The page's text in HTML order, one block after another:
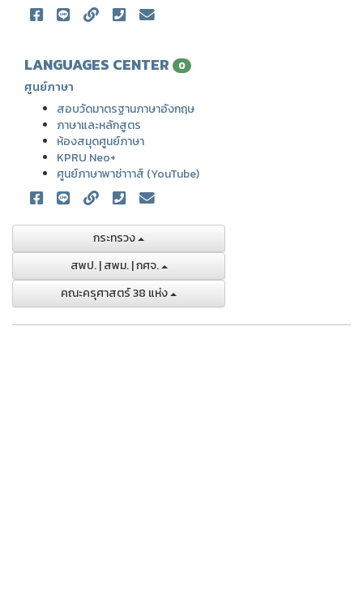
LANGUAGES CENTER 0
ศูนย์ภาษา
สอบวัดมาตรฐานภาษาอังกฤษ
ภาษาและหลักสูตร
ห้องสมุดศูนย์ภาษา
KPRU Neo+
ศูนย์ภาษาพาซ่าาาส์ (YouTube)
กระทรวง
สพป. | สพม. | กศจ.
คณะครุศาสตร์ 38 แห่ง